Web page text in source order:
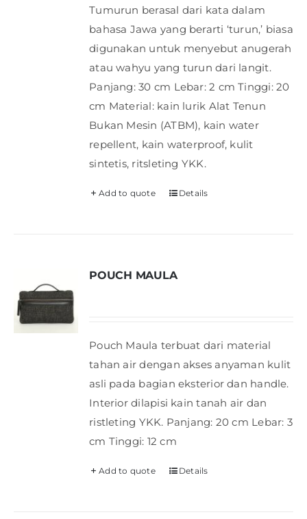
Tumurun berasal dari kata dalam
bahasa Jawa yang berarti ‘turun,’ biasa
digunakan untuk menyebut anugerah
atau wahyu yang turun dari langit.
Panjang: 30 cm Lebar: 2 cm Tinggi: 20
cm Material: kain lurik Alat Tenun
Bukan Mesin (ATBM), kain water
repellent, kain waterproof, kulit
sintetis, ritsleting YKK.
Add to quote Details
POUCH MAULA
Pouch Maula terbuat dari material
tahan air dengan akses anyaman kulit
asli pada bagian eksterior dan handle.
Interior dilapisi kain tanah air dan
ristleting YKK. Panjang: 20 cm Lebar: 3
cm Tinggi: 12 cm
Add to quote Details